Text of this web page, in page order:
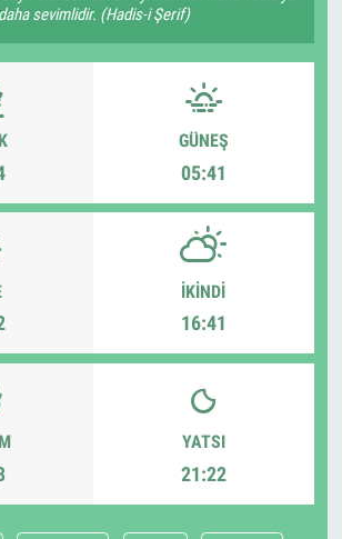
daha sevimlidir. (Hadis-i Şerif)
GÜNEŞ
05:41
İKINDI
16:41
YATSI
21:22